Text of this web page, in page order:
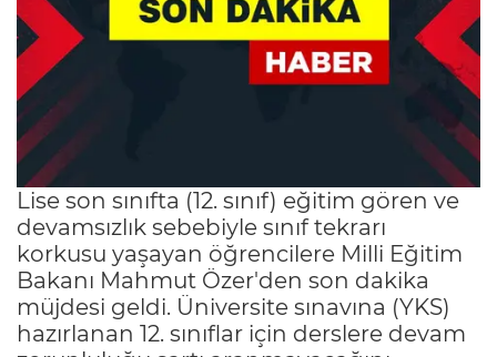
Lise son sınıfta (12. sınıf) eğitim gören ve
devamsızlık sebebiyle sınıf tekrarı
korkusu yaşayan öğrencilere Milli Eğitim
Bakanı Mahmut Özer'den son dakika
müjdesi geldi. Üniversite sınavına (YKS)
hazırlanan 12. sınıflar için derslere devam